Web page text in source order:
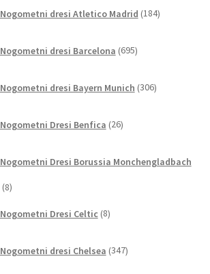
Nogometni dresi Atletico Madrid 184izdelkov
Nogometni dresi Barcelona 695izdelkov
Nogometni dresi Bayern Munich 306izdelkov
Nogometni Dresi Benfica 26izdelkov
Nogometni Dresi Borussia Monchengladbach
88
Nogometni Dresi Celtic 8izdelkov
Nogometni dresi Chelsea 347izdelkov